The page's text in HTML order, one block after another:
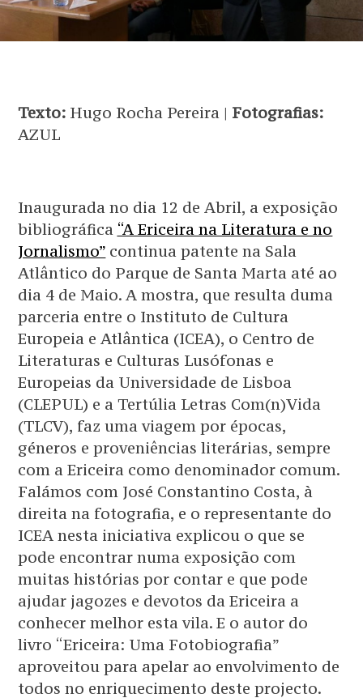
Texto: Hugo Rocha Pereira | Fotografias:
AZUL
Inaugurada no dia 12 de Abril, a exposição
bibliográfica “A Ericeira na Literatura e no
Jornalismo” continua patente na Sala
Atlântico do Parque de Santa Marta até ao
dia 4 de Maio. A mostra, que resulta duma
parceria entre o Instituto de Cultura
Europeia e Atlântica (ICEA), o Centro de
Literaturas e Culturas Lusófonas e
Europeias da Universidade de Lisboa
(CLEPUL) e a Tertúlia Letras Com(n)Vida
(TLCV), faz uma viagem por épocas,
géneros e proveniências literárias, sempre
com a Ericeira como denominador comum.
Falámos com José Constantino Costa, à
direita na fotografia, e o representante do
ICEA nesta iniciativa explicou o que se
pode encontrar numa exposição com
muitas histórias por contar e que pode
ajudar jagozes e devotos da Ericeira a
conhecer melhor esta vila. E o autor do
livro “Ericeira: Uma Fotobiografia”
aproveitou para apelar ao envolvimento de
todos no enriquecimento deste projecto.